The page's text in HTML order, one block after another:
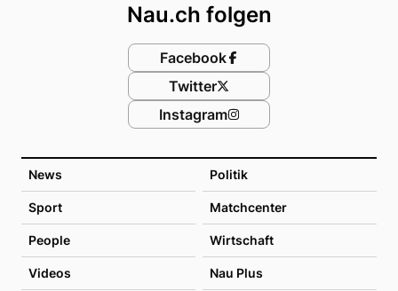
News Politik
Sport Matchcenter
People Wirtschaft
Videos Nau Plus
Nau.ch folgen
Facebook
Twitter
Instagram